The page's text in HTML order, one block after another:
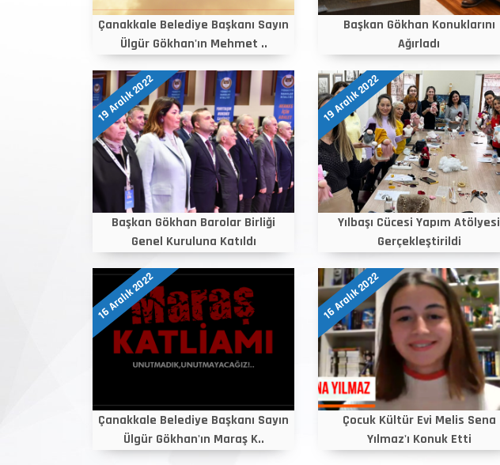
Çanakkale Belediye Başkanı Sayın
Ülgür Gökhan'ın Mehmet ..
Başkan Gökhan Konuklarını
Ağırladı
19 Aralık 2022
Başkan Gökhan Barolar Birliği
Genel Kuruluna Katıldı
19 Aralık 2022
Yılbaşı Cücesi Yapım Atölyesi
Gerçekleştirildi
16 Aralık 2022
Çanakkale Belediye Başkanı Sayın
Ülgür Gökhan'ın Maraş K..
16 Aralık 2022
Çocuk Kültür Evi Melis Sena
Yılmaz'ı Konuk Etti